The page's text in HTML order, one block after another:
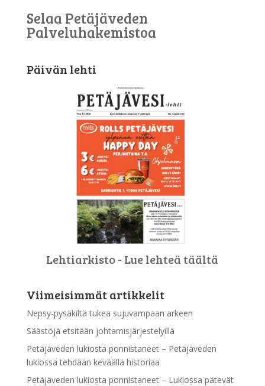
Selaa Petäjäveden
Palveluhakemistoa
Päivän lehti
Lehtiarkisto - Lue lehteä täältä
Viimeisimmät artikkelit
Nepsy-pysäkiltä tukea sujuvampaan arkeen
Säästöjä etsitään johtamisjärjestelyillä
Petäjäveden lukiosta ponnistaneet – Petäjäveden
lukiossa tehdään keväällä historiaa
Petäjäveden lukiosta ponnistaneet – Lukiossa pätevät